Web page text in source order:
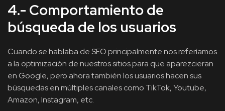
4.- Comportamiento de
búsqueda de los usuarios
Cuando se hablaba de SEO principalmente nos referíamos
a la optimización de nuestros sitios para que aparezcieran
en Google, pero ahora también los usuarios hacen sus
búsquedas en múltiples canales como TikTok, Youtube,
Amazon, Instagram, etc.